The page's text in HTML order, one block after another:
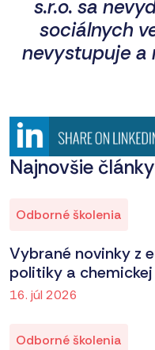
s.r.o. sa
sociálnych
nevystupuje a
Najnovšie články
Odborné školenia
Vybrané novinky z
politiky a
16. júl 2026
Odborné školenia